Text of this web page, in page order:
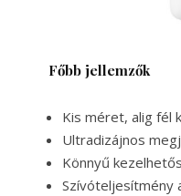
Főbb jellemzők
Kis méret, alig fél
Ultradizájnos
Könnyű
Szívóteljesítmény